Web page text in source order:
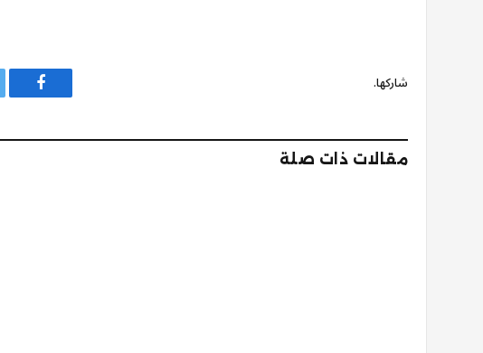
شاركها.
مقالات ذات صلة